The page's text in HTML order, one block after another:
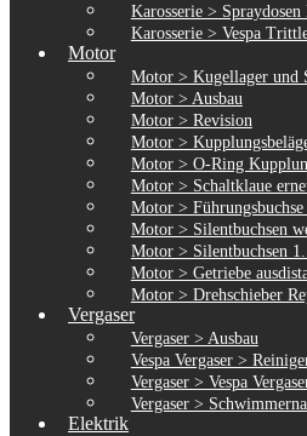
Karosserie > Spraydosen
Karosserie > Vespa
Motor
Motor > Kugellager und
Motor > Ausbau
Motor > Revision
Motor >
Motor > O-Ring
Motor > Schaltklaue
Motor > Führungsbuchse
Motor > Silentbuchsen
Motor > Silentbuchsen
Motor > Getriebe
Motor > Drehschieber
Vergaser
Vergaser > Ausbau
Vespa Vergaser >
Vergaser > Vespa
Vergaser >
Elektrik